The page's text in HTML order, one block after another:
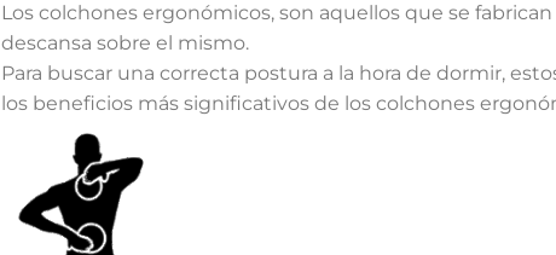
Los colchones ergonómicos, son aquellos que se
descansa sobre el mismo.
Para buscar una correcta postura a la hora de dormir,
los beneficios más significativos de los colchones